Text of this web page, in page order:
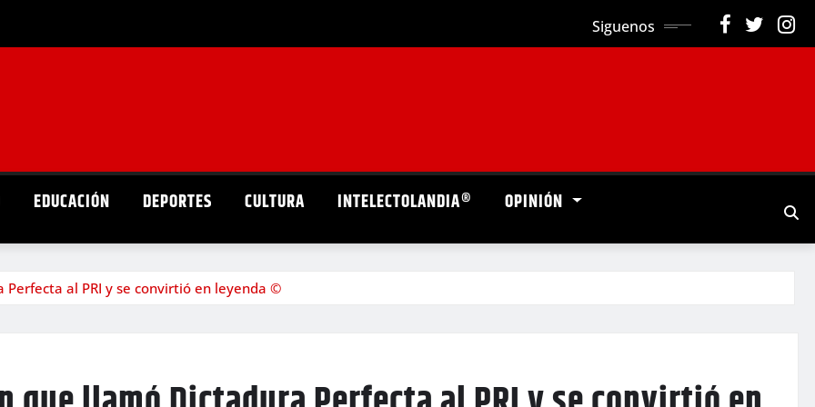
Siguenos
EDUCACIÓN DEPORTES CULTURA INTELECTOLANDIA® OPINIÓN
Perfecta al PRI y se convirtió en leyenda ©